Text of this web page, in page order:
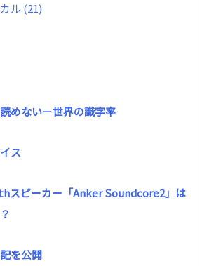
ル (21)
めない－世界の識字率
ス
スピーカー「Anker Soundcore2」は
を公開